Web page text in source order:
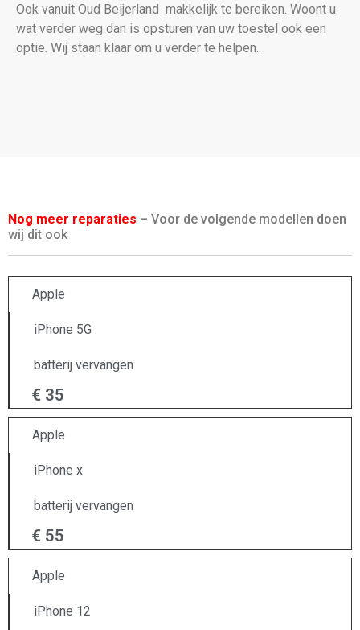
Ook vanuit Oud Beijerland makkelijk te bereiken. Woont u
wat verder weg dan is opsturen van uw toestel ook een
optie. Wij staan klaar om u verder te helpen..
Nog meer reparaties – Voor de volgende modellen doen
wij dit ook
Apple
iPhone 5G
batterij vervangen
€ 35
Apple
iPhone x
batterij vervangen
€ 55
Apple
iPhone 12